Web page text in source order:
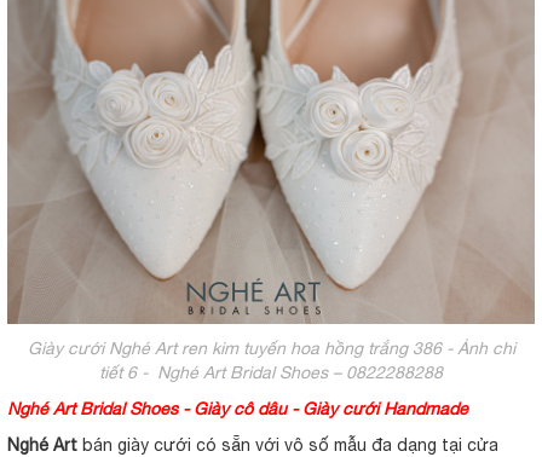
Giày cưới Nghé Art ren kim tuyến hoa hồng trắng 386 - Ảnh chi
tiết 6 - Nghé Art Bridal Shoes – 0822288288
Nghé Art Bridal Shoes - Giày cô dâu - Giày cưới Handmade
Nghé Art bán giày cưới có sẵn với vô số mẫu đa dạng tại cửa